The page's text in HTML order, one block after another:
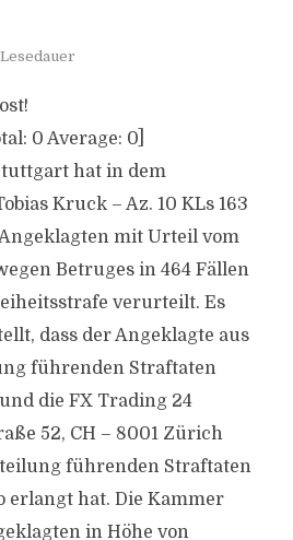
0 Average: 0]
hat in dem
Kruck – Az. 10 KLs 163
Angeklagten mit Urteil vom
Betruges in 464 Fällen
verurteilt. Es
dass der Angeklagte aus
führenden Straftaten
die FX Trading 24
52, CH – 8001 Zürich
führenden Straftaten
erlangt hat. Die Kammer
in Höhe von